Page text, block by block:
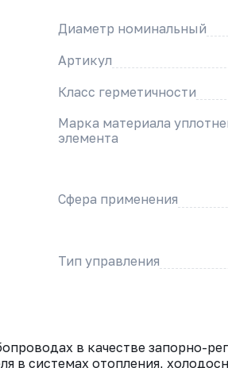
Диаметр номинальный
Артикул
Класс герметичности
Марка материала
элемента
Сфера применения
Тип управления
в качестве запорно-
в системах отопления,